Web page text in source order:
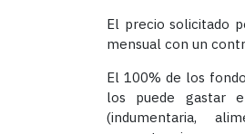
El precio solicitado
mensual con un
El 100% de los
los puede gastar
(indumentaria,